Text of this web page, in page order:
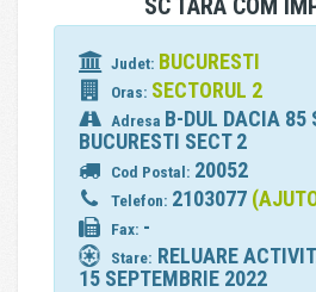
SC TARA COM
Judet: BUCURESTI
Oras: SECTORUL 2
Adresa B-DUL DACIA 85
BUCURESTI SECT 2
Cod Postal: 20052
Telefon: 2103077
Fax: -
Stare: RELUARE
15 SEPTEMBRIE 2022